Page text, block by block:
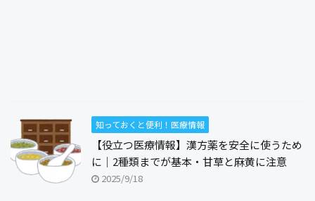
知っておくと便利！医療情報
【役立つ医療情報】漢方薬を安全に使うため
に｜2種類までが基本・甘草と麻黄に注意
2025/9/18